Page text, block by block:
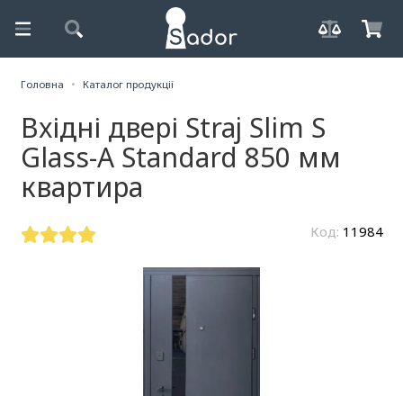
Головна Каталог продукції
Вхідні двері Straj Slim S
Glass-A Standard 850 мм
квартира
Код: 11984